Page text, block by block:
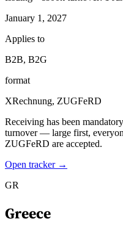
January 1, 2027
Applies to
B2B, B2G
format
XRechnung, ZUGFeRD
Receiving has been
turnover — large first,
ZUGFeRD are accepted.
Open tracker →
GR
Greece